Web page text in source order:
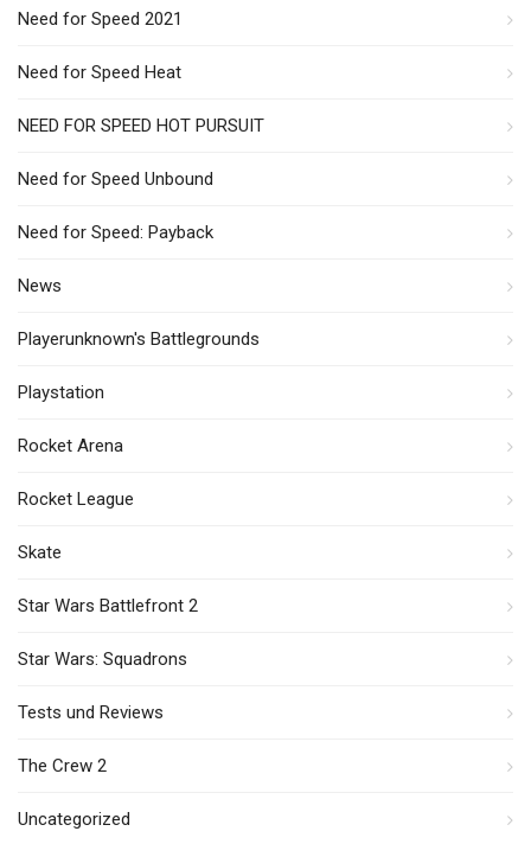
Need for Speed 2021
Need for Speed Heat
NEED FOR SPEED HOT PURSUIT
Need for Speed Unbound
Need for Speed: Payback
News
Playerunknown's Battlegrounds
Playstation
Rocket Arena
Rocket League
Skate
Star Wars Battlefront 2
Star Wars: Squadrons
Tests und Reviews
The Crew 2
Uncategorized